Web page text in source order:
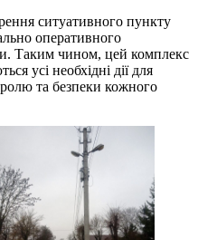
ситуативного пункту
оперативного
Таким чином, цей комплекс
усі необхідні дії для
та безпеки кожного